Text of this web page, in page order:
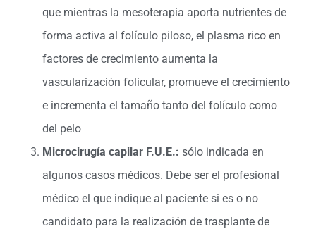
que mientras la mesoterapia aporta nutrientes de
forma activa al folículo piloso, el plasma rico en
factores de crecimiento aumenta la
vascularización folicular, promueve el crecimiento
e incrementa el tamaño tanto del folículo como
del pelo
Microcirugía capilar F.U.E.: sólo indicada en
algunos casos médicos. Debe ser el profesional
médico el que indique al paciente si es o no
candidato para la realización de trasplante de